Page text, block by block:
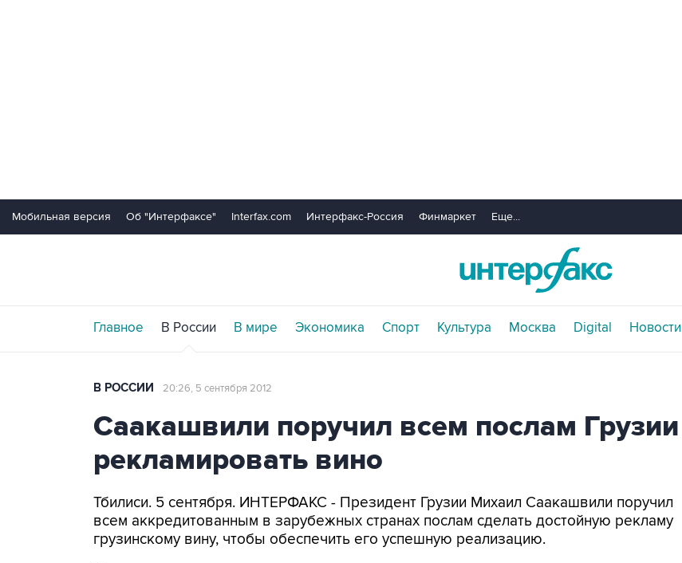
Мобильная версия Об "Интерфаксе" Interfax.com Интерфакс-Россия Финмаркет Еще...
Главное В России В мире Экономика Спорт Культура Москва Digital Новости
В РОССИИ 20:26, 5 сентября 2012
Саакашвили поручил всем послам Грузии
рекламировать вино
Тбилиси. 5 сентября. ИНТЕРФАКС - Президент Грузии Михаил Саакашвили поручил
всем аккредитованным в зарубежных странах послам сделать достойную рекламу
грузинскому вину, чтобы обеспечить его успешную реализацию.